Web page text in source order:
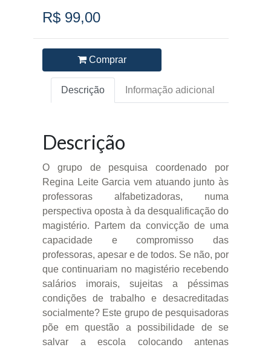
R$ 99,00
Comprar
Descrição Informação adicional
Descrição
O grupo de pesquisa coordenado por
Regina Leite Garcia vem atuando junto às
professoras alfabetizadoras, numa
perspectiva oposta à da desqualificação do
magistério. Partem da convicção de uma
capacidade e compromisso das
professoras, apesar e de todos. Se não, por
que continuariam no magistério recebendo
salários imorais, sujeitas a péssimas
condições de trabalho e desacreditadas
socialmente? Este grupo de pesquisadoras
põe em questão a possibilidade de se
salvar a escola colocando antenas